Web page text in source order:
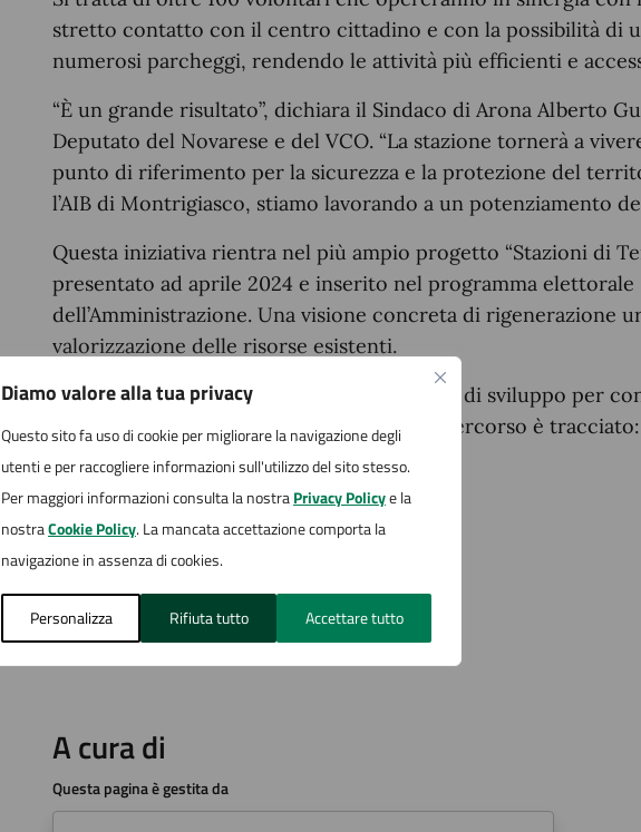
Diamo valore alla tua privacy
Questo sito fa uso di cookie per migliorare la navigazione degli
utenti e per raccogliere informazioni sull'utilizzo del sito stesso.
Per maggiori informazioni consulta la nostraPrivacy Policye la
nostraCookie Policy. La mancata accettazione comporta la
navigazione in assenza di cookies.
Personalizza Rifiuta tutto Accettare tutto
stretto contatto con il centro cittadino e con la possibilità di
numerosi parcheggi, rendendo le attività più efficienti e
“È un grande risultato”, dichiara il Sindaco di Arona Alberto
Deputato del Novarese e del VCO. “La stazione tornerà a
punto di riferimento per la sicurezza e la protezione del
l’AIB di Montrigiasco, stiamo lavorando a un potenziamento
Questa iniziativa rientra nel più ampio progetto “Stazioni di
presentato ad aprile 2024 e inserito nel programma elettorale
dell’Amministrazione. Una visione concreta di rigenerazione
valorizzazione delle risorse esistenti.
E non finisce qui. Altri progetti sono in fase di sviluppo per
riqualificazione dell’area della stazione. Il percorso è
Allegati
CS_stazione ferroviaria
A cura di
Questa pagina è gestita da